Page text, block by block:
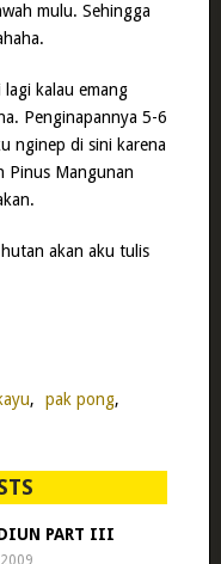
mulu. Sehingga
kalau emang
Penginapannya 5-6
nginep di sini karena
Pinus Mangunan
akan aku tulis
, pak pong,
PART III
2009